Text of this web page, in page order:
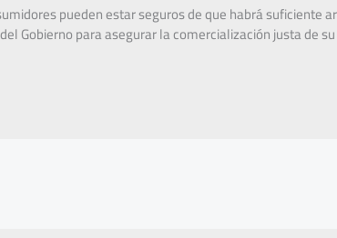
pueden estar seguros de que habrá suficiente
Gobierno para asegurar la comercialización justa de